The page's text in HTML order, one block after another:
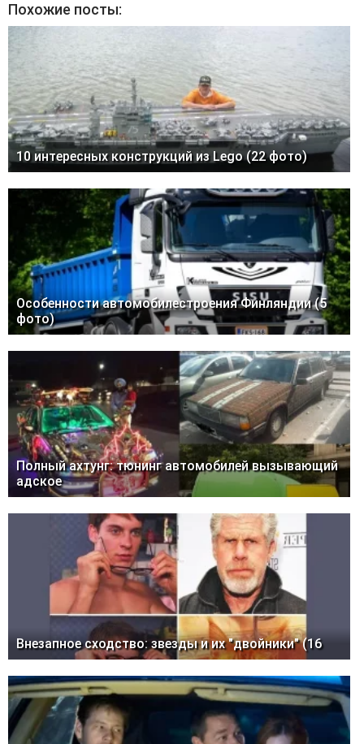
Похожие посты:
10 интересных конструкций из Lego (22 фото)
Особенности автомобилестроения Финляндии (5
фото)
Полный ахтунг: тюнинг автомобилей вызывающий
адское
Внезапное сходство: звезды и их "двойники" (16